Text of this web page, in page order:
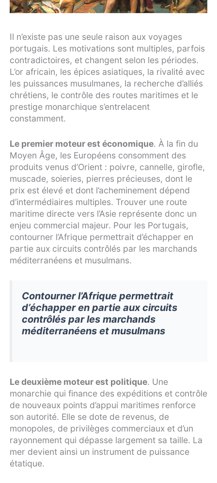
Il n’existe pas une seule raison aux voyages
portugais. Les motivations sont multiples, parfois
contradictoires, et changent selon les périodes.
L’or africain, les épices asiatiques, la rivalité avec
les puissances musulmanes, la recherche d’alliés
chrétiens, le contrôle des routes maritimes et le
prestige monarchique s’entrelacent
constamment.
Le premier moteur est économique. À la fin du
Moyen Âge, les Européens consomment des
produits venus d’Orient : poivre, cannelle, girofle,
muscade, soieries, pierres précieuses, dont le
prix est élevé et dont l’acheminement dépend
d’intermédiaires multiples. Trouver une route
maritime directe vers l’Asie représente donc un
enjeu commercial majeur. Pour les Portugais,
contourner l’Afrique permettrait d’échapper en
partie aux circuits contrôlés par les marchands
méditerranéens et musulmans.
Contourner l’Afrique permettrait
d’échapper en partie aux circuits
contrôlés par les marchands
méditerranéens et musulmans
Le deuxième moteur est politique. Une
monarchie qui finance des expéditions et contrôle
de nouveaux points d’appui maritimes renforce
son autorité. Elle se dote de revenus, de
monopoles, de privilèges commerciaux et d’un
rayonnement qui dépasse largement sa taille. La
mer devient ainsi un instrument de puissance
étatique.